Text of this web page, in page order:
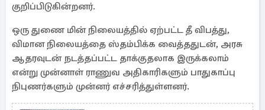
குறிப்பிடுகின்றனர்.
ஒரு துணை மின் நிலையத்தில் ஏற்பட்ட தீ விபத்து,
விமான நிலையத்தை ஸ்தம்பிக்க வைத்ததுடன், அரசு
ஆதரவுடன் நடத்தப்பட்ட தாக்குதலாக இருக்கலாம்
என்று முன்னாள் ராணுவ அதிகாரிகளும் பாதுகாப்பு
நிபுணர்களும் முன்னர் எச்சரித்துள்ளனர்.